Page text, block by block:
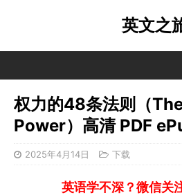
英文之
权力的48条法则（
Power）高清 PDF
2025年4月14日 下载
英语学不深？微信关